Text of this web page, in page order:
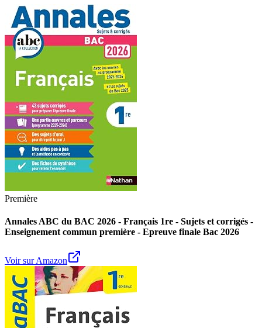
Première
Annales ABC du BAC 2026 - Français 1re - Sujets et corrigés -
Enseignement commun première - Epreuve finale Bac 2026
Voir sur Amazon